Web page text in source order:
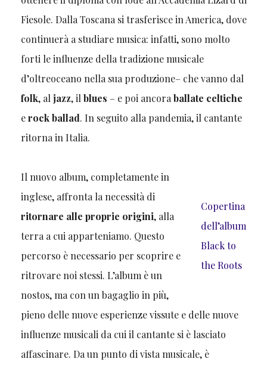
Fiesole. Dalla Toscana si trasferisce in America, dove
continuerà a studiare musica: infatti, sono molto
forti le influenze della tradizione musicale
d’oltreoceano nella sua produzione– che vanno dal
folk, aljazz, ilblues – e poi ancoraballate celtiche
erock ballad. In seguito alla pandemia, il cantante
ritorna in Italia.
Copertina
dell’album
Black to
the Roots
Il nuovo album, completamente in
inglese, affronta la necessità di
ritornare alle proprie origini, alla
terra a cui apparteniamo. Questo
percorso è necessario per scoprire e
ritrovare noi stessi. L’album è un
nostos, ma con un bagaglio in più,
pieno delle nuove esperienze vissute e delle nuove
influenze musicali da cui il cantante si è lasciato
affascinare. Da un punto di vista musicale, è